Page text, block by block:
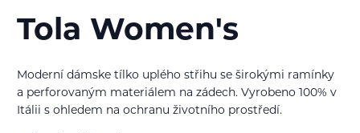
Tola Women's
Moderní dámske tílko uplého střihu se širokými ramínky
a perforovaným materiálem na zádech. Vyrobeno 100% v
Itálii s ohledem na ochranu životního prostředí.